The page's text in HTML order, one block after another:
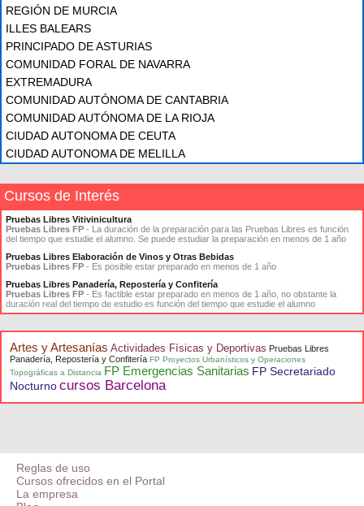
REGIÓN DE MURCIA
ILLES BALEARS
PRINCIPADO DE ASTURIAS
COMUNIDAD FORAL DE NAVARRA
EXTREMADURA
COMUNIDAD AUTÓNOMA DE CANTABRIA
COMUNIDAD AUTÓNOMA DE LA RIOJA
CIUDAD AUTONOMA DE CEUTA
CIUDAD AUTONOMA DE MELILLA
Cursos de Interés
Pruebas Libres Vitivinicultura
Pruebas Libres FP - La duración de la preparación para las Pruebas Libres es función
del tiempo que estudie el alumno. Se puede estudiar la preparación en menos de 1 año
Pruebas Libres Elaboración de Vinos y Otras Bebidas
Pruebas Libres FP - Es posible estar preparado en menos de 1 año
Pruebas Libres Panadería, Repostería y Confitería
Pruebas Libres FP - Es factible estar preparado en menos de 1 año, no obstante la
duración real del tiempo de estudio es función del tiempo que estudie el alumno
Artes y Artesanías Actividades Físicas y Deportivas Pruebas Libres
Panadería, Repostería y Confitería FP Proyectos Urbanísticos y Operaciones
Topográficas a Distancia FP Emergencias Sanitarias FP Secretariado
Nocturnocursos Barcelona
Reglas de uso
Cursos ofrecidos en el Portal
La empresa